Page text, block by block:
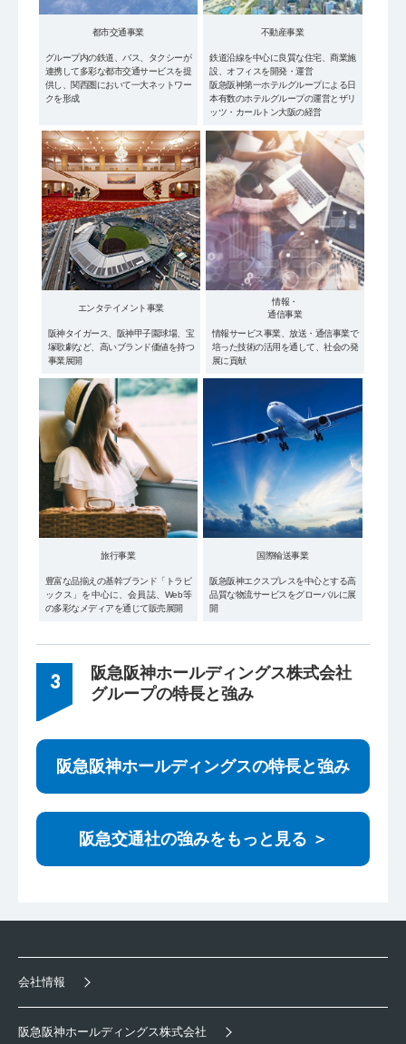
都市交通事業
グループ内の鉄道、バス、タクシーが
連携して多彩な都市交通サービスを提
供し、関西圏において一大ネットワー
クを形成
不動産事業
鉄道沿線を中心に良質な住宅、商業施
設、オフィスを開発・運営
阪急阪神第一ホテルグループによる日
本有数のホテルグループの運営とザリ
ッツ・カールトン大阪の経営
エンタテイメント事業
阪神タイガース、阪神甲子園球場、宝
塚歌劇など、高いブランド価値を持つ
事業展開
情報・
通信事業
情報サービス事業、放送・通信事業で
培った技術の活用を通して、社会の発
展に貢献
旅行事業
豊富な品揃えの基幹ブランド「トラピ
ックス」を中心に、会員誌、Web等
の多彩なメディアを通じて販売展開
国際輸送事業
阪急阪神エクスプレスを中心とする高
品質な物流サービスをグローバルに展
開
3
阪急阪神ホールディングス株式会社
グループの特長と強み
阪急阪神ホールディングスの特長と強み
阪急交通社の強みをもっと見る ＞
会社情報
阪急阪神ホールディングス株式会社